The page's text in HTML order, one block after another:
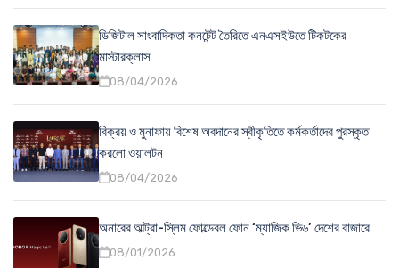
ডিজিটাল সাংবাদিকতা কনটেন্ট তৈরিতে এনএসইউতে টিকটকের
মাস্টারক্লাস
08/04/2026
বিক্রয় ও মুনাফায় বিশেষ অবদানের স্বীকৃতিতে কর্মকর্তাদের পুরস্কৃত
করলো ওয়ালটন
08/04/2026
অনারের আল্ট্রা-স্লিম ফোল্ডেবল ফোন ‘ম্যাজিক ভি৬’ দেশের বাজারে
08/01/2026